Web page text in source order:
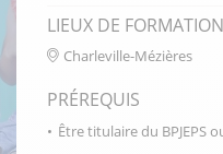
LIEUX DE
Charleville-Mézières
PRÉREQUIS
Être titulaire du BPJEPS